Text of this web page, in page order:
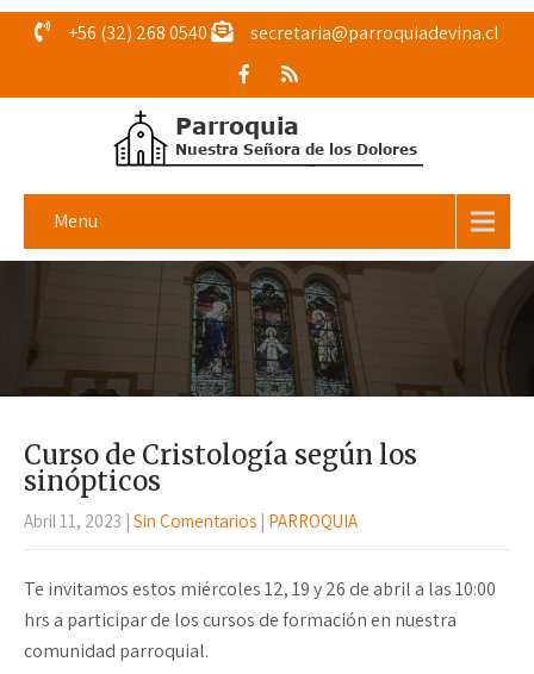
+56 (32) 268 0540 secretaria@parroquiadevina.cl
Menu
Curso de Cristología según los
sinópticos
Abril 11, 2023 | Sin Comentarios | PARROQUIA
Te invitamos estos miércoles 12, 19 y 26 de abril a las 10:00
hrs a participar de los cursos de formación en nuestra
comunidad parroquial.